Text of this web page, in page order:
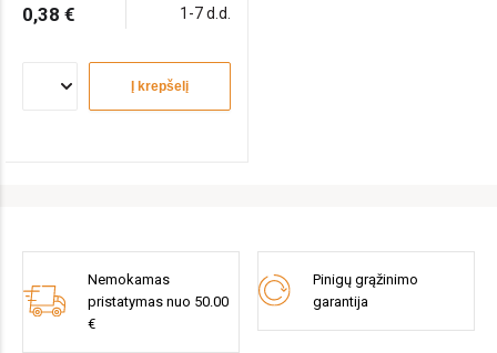
0,38 € 1-7 d.d.
Į krepšelį
Nemokamas
pristatymas nuo 50.00
€
Pinigų grąžinimo
garantija